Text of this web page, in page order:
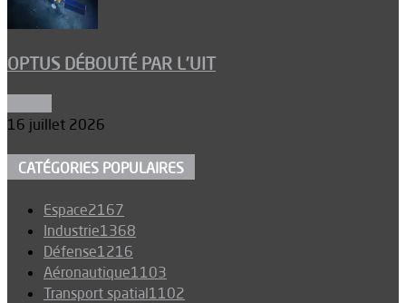
OPTUS DÉBOUTÉ PAR L’UIT
16 juillet 2026
CATÉGORIES POPULAIRES
Espace2167
Industrie1368
Défense1216
Aéronautique1103
Transport spatial1102